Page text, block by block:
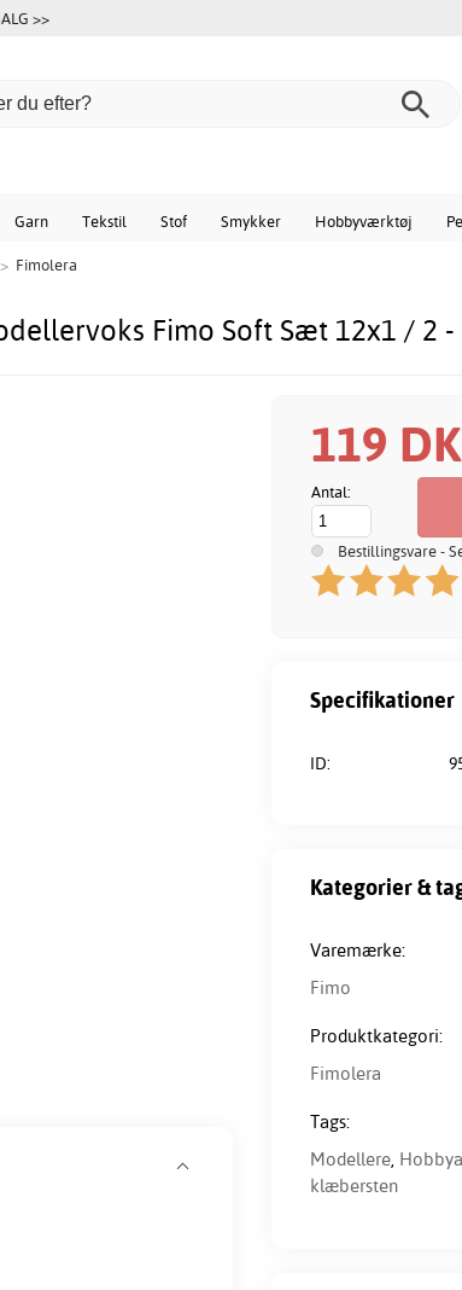
>>
Garn Tekstil Stof Smykker Hobbyværktøj
> Fimolera
Fimo Soft Sæt 12x1 / 2 -
119
Antal:
Bestillingsvare -
Specifikationer
ID:
Kategorier &
Varemærke:
Fimo
Produktkategori:
Fimolera
Tags:
Modellere,
klæbersten